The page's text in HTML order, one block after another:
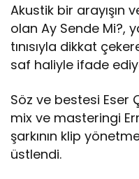
Akustik bir arayışın
olan Ay Sende Mi?,
tınısıyla dikkat
saf haliyle ifade
Söz ve bestesi Eser
mix ve masteringi
şarkının klip
üstlendi.